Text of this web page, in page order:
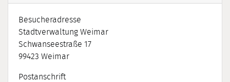
Besucheradresse
Stadtverwaltung Weimar
Schwanseestraße 17
99423 Weimar
Postanschrift